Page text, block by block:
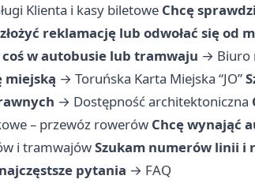
Klienta i kasy biletowe Chcę
reklamację lub odwołać się od
coś w autobusie lub tramwaju → Biuro
miejską → Toruńska Karta Miejska “JO”
→ Dostępność architektoniczna
– przewóz rowerów Chcę wynająć
i tramwajówSzukam numerów linii i
pytania → FAQ